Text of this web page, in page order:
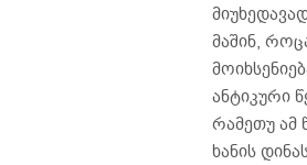
მაშინ,
ანტიკური
რამეთუ ამ
ხანის